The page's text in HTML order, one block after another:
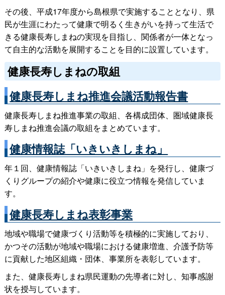
その後、平成17年度から島根県で実施することとなり、県
民が生涯にわたって健康で明るく生きがいを持って生活で
きる健康長寿しまねの実現を目指し、関係者が一体となっ
て自主的な活動を展開することを目的に設置しています。
健康長寿しまねの取組
健康長寿しまね推進会議活動報告書
健康長寿しまね推進事業の取組、各構成団体、圏域健康長
寿しまね推進会議の取組をまとめています。
健康情報誌「いきいきしまね」
年１回、健康情報誌「いきいきしまね」を発行し、健康づ
くりグループの紹介や健康に役立つ情報を発信していま
す。
健康長寿しまね表彰事業
地域や職場で健康づくり活動等を積極的に実施しており、
かつその活動が地域や職場における健康増進、介護予防等
に貢献した地区組織・団体、事業所を表彰しています。
また、健康長寿しまね県民運動の先導者に対し、知事感謝
状を授与しています。